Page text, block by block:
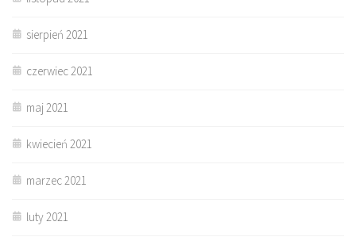
sierpień 2021
czerwiec 2021
maj 2021
kwiecień 2021
marzec 2021
luty 2021